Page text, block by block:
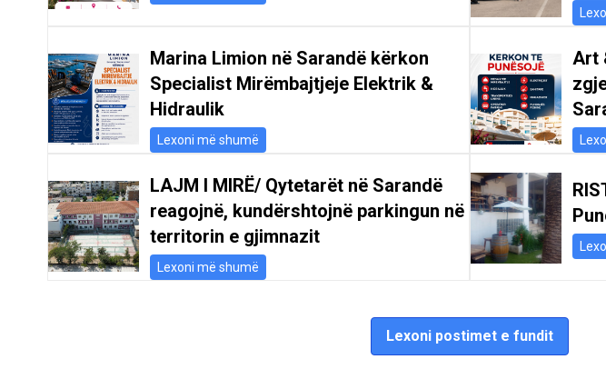
Marina Limion në Sarandë kërkon
Specialist Mirëmbajtjeje Elektrik &
Hidraulik
Lexoni më shumë
Art
LAJM I MIRË/ Qytetarët në Sarandë
reagojnë, kundërshtojnë parkingun në
territorin e gjimnazit
Lexoni më shumë
Lexoni postimet e fundit